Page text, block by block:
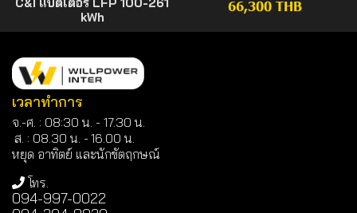
kWh
66,300 THB
เวลาทำการ
จ.-ศ. : 08:30 น. - 17.30 น.
ส. : 08.30 น. -16.00 น.
หยุด อาทิตย์ และนักขัตฤกษณ์
โทร.
094-997-0022